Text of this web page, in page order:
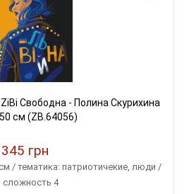
Свободна - Полина Скурихина
см (ZB.64056)
345 грн
/ тематика: патриотичекие, люди /
сложность 4